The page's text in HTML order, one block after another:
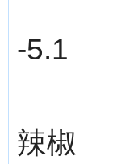
-5.1
辣椒